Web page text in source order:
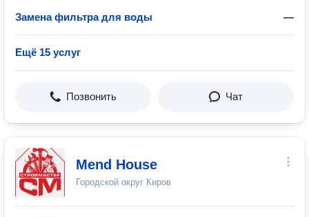
Замена фильтра для воды —
Ещё 15 услуг
Позвонить Чат
Mend House
Городской округ Киров